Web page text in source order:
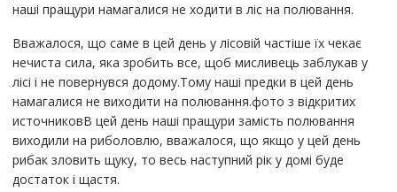
наші пращури намагалися не ходити в ліс на полювання.
Вважалося, що саме в цей день у лісовій частіше їх чекає
нечиста сила, яка зробить все, щоб мисливець заблукав у
лісі і не повернувся додому.Тому наші предки в цей день
намагалися не виходити на полювання.фото з відкритих
источниковВ цей день наші пращури замість полювання
виходили на риболовлю, вважалося, що якщо у цей день
рибак зловить щуку, то весь наступний рік у домі буде
достаток і щастя.